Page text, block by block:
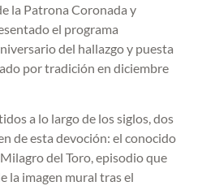
la Patrona Coronada y
el programa
del hallazgo y puesta
por tradición en diciembre
a lo largo de los siglos, dos
de esta devoción: el conocido
del Toro, episodio que
la imagen mural tras el